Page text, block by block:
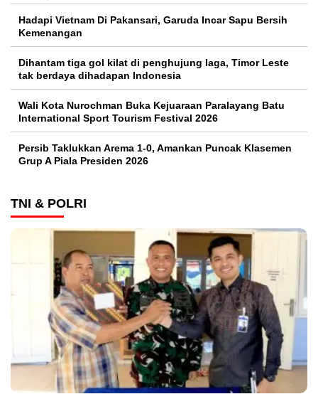
Hadapi Vietnam Di Pakansari, Garuda Incar Sapu Bersih
Kemenangan
Dihantam tiga gol kilat di penghujung laga, Timor Leste
tak berdaya dihadapan Indonesia
Wali Kota Nurochman Buka Kejuaraan Paralayang Batu
International Sport Tourism Festival 2026
Persib Taklukkan Arema 1-0, Amankan Puncak Klasemen
Grup A Piala Presiden 2026
TNI & POLRI